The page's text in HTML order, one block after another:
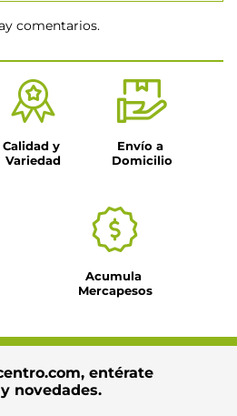
comentario
comentarios.
Calidad y
Variedad
Envío a
Domicilio
Acumula
Mercapesos
entérate
novedades.